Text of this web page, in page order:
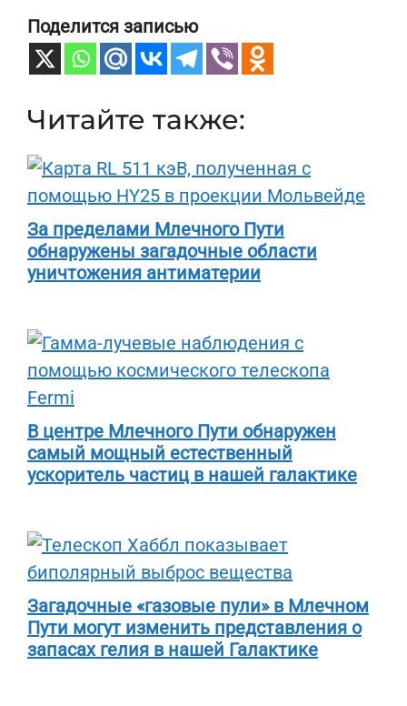
Поделится записью
Читайте также:
За пределами Млечного Пути
обнаружены загадочные области
уничтожения антиматерии
В центре Млечного Пути обнаружен
самый мощный естественный
ускоритель частиц в нашей галактике
Загадочные «газовые пули» в Млечном
Пути могут изменить представления о
запасах гелия в нашей Галактике